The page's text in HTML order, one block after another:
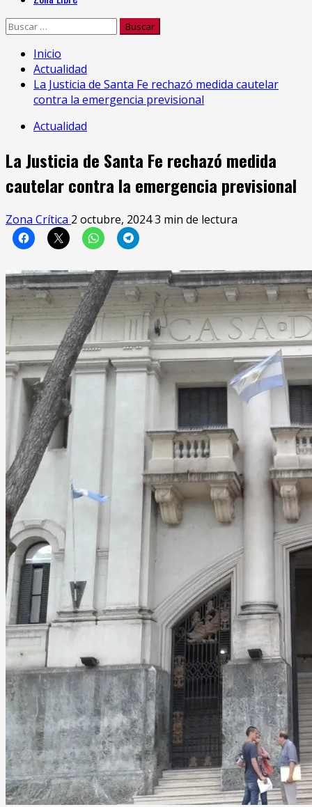
Buscar:
Inicio
Actualidad
La Justicia de Santa Fe rechazó medida cautelar
contra la emergencia previsional
Actualidad
La Justicia de Santa Fe rechazó medida
cautelar contra la emergencia previsional
Zona Crítica 2 octubre, 20243 min de lectura